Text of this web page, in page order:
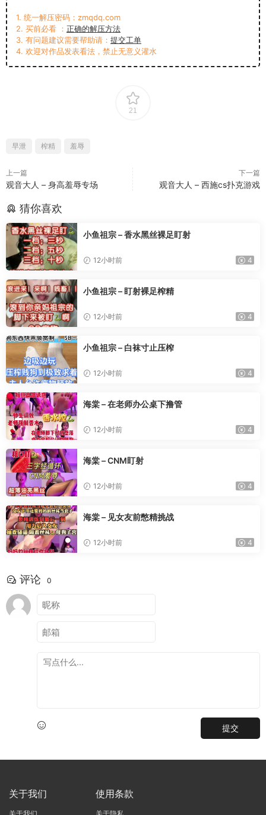
1. 统一解压密码：zmqdq.com
2. 买前必看 ： 正确的解压方法
3. 有问题建议需要帮助请： 提交工单
4. 欢迎对作品发表看法，禁止无意义灌水
21
早泄 榨精 羞辱
上一篇
观音大人 – 身高羞辱专场
下一篇
观音大人 – 西施cs扑克游戏
猜你喜欢
小鱼祖宗 – 香水黑丝裸足盯射
12小时前 4
小鱼祖宗 – 盯射裸足榨精
12小时前 4
小鱼祖宗 – 白袜寸止压榨
12小时前 4
海棠 – 在老师办公桌下撸管
12小时前 4
海棠 – CNM盯射
12小时前 4
海棠 – 见女友前憋精挑战
12小时前 4
评论 0
提交
关于我们 使用条款